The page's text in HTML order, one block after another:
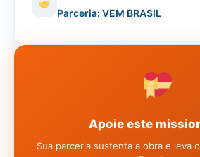
Parceria: VEM BRASIL
Apoie este
Sua parceria sustenta a obra e leva